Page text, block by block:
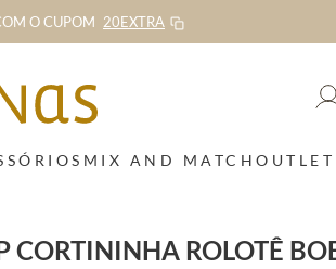
O CUPOM 20EXTRA
MIX AND MATCHOUTLET
CORTININHA ROLOTÊ